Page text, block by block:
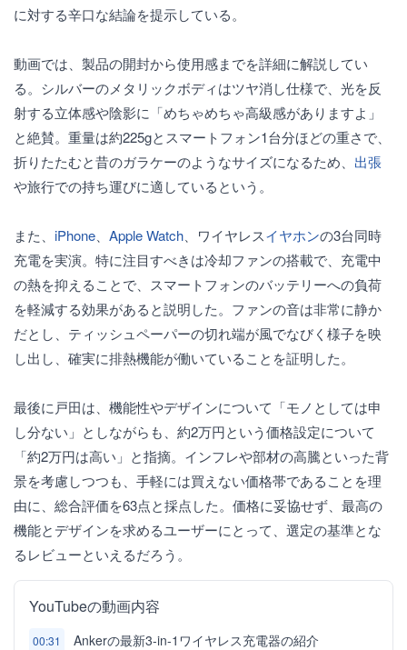
に対する辛口な結論を提示している。
動画では、製品の開封から使用感までを詳細に解説してい
る。シルバーのメタリックボディはツヤ消し仕様で、光を反
射する立体感や陰影に「めちゃめちゃ高級感がありますよ」
と絶賛。重量は約225gとスマートフォン1台分ほどの重さで、
折りたたむと昔のガラケーのようなサイズになるため、 出張
や旅行での持ち運びに適しているという。
また、 iPhone Apple Watch 、ワイヤレスイヤホンの3台同時
充電を実演。特に注目すべきは冷却ファンの搭載で、充電中
の熱を抑えることで、スマートフォンのバッテリーへの負荷
を軽減する効果があると説明した。ファンの音は非常に静か
だとし、ティッシュペーパーの切れ端が風でなびく様子を映
し出し、確実に排熱機能が働いていることを証明した。
最後に戸田は、機能性やデザインについて「モノとしては申
し分ない」としながらも、約2万円という価格設定について
「約2万円は高い」と指摘。インフレや部材の高騰といった背
景を考慮しつつも、手軽には買えない価格帯であることを理
由に、総合評価を63点と採点した。価格に妥協せず、最高の
機能とデザインを求めるユーザーにとって、選定の基準とな
るレビューといえるだろう。
YouTubeの動画内容
00:31 Ankerの最新3-in-1ワイヤレス充電器の紹介